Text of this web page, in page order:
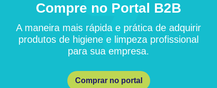
Compre no Portal B2B
A maneira mais rápida e prática de adquirir
produtos de higiene e limpeza profissional
para sua empresa.
Comprar no portal